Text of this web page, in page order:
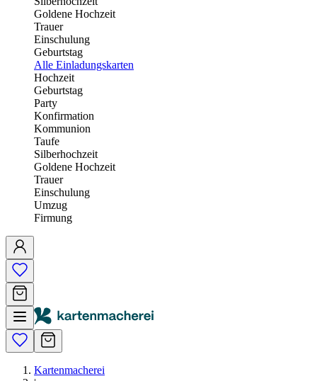
Goldene Hochzeit
Trauer
Einschulung
Geburtstag
Alle Einladungskarten
Hochzeit
Geburtstag
Party
Konfirmation
Kommunion
Taufe
Silberhochzeit
Goldene Hochzeit
Trauer
Einschulung
Umzug
Firmung
Kartenmacherei